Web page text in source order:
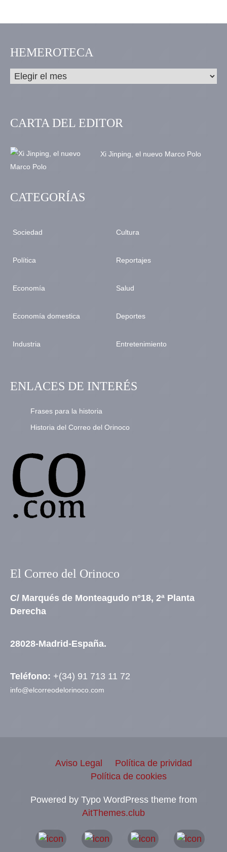
HEMEROTECA
CARTA DEL EDITOR
Xi Jinping, el nuevo Marco Polo
CATEGORÍAS
Sociedad
Política
Economía
Economía domestica
Industria
Cultura
Reportajes
Salud
Deportes
Entretenimiento
ENLACES DE INTERÉS
Frases para la historia
Historia del Correo del Orinoco
El Correo del Orinoco
C/ Marqués de Monteagudo nº18, 2ª Planta
Derecha
28028-Madrid-España.
Teléfono: +(34) 91 713 11 72
info@elcorreodelorinoco.com
Aviso Legal
Política de prividad
Política de cookies
Powered by Typo WordPress theme from
AitThemes.club